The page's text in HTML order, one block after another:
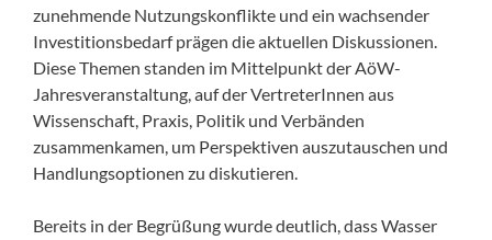
zunehmende Nutzungskonflikte und ein wachsender
Investitionsbedarf prägen die aktuellen Diskussionen.
Diese Themen standen im Mittelpunkt der AöW-
Jahresveranstaltung, auf der VertreterInnen aus
Wissenschaft, Praxis, Politik und Verbänden
zusammenkamen, um Perspektiven auszutauschen und
Handlungsoptionen zu diskutieren.
Bereits in der Begrüßung wurde deutlich, dass Wasser